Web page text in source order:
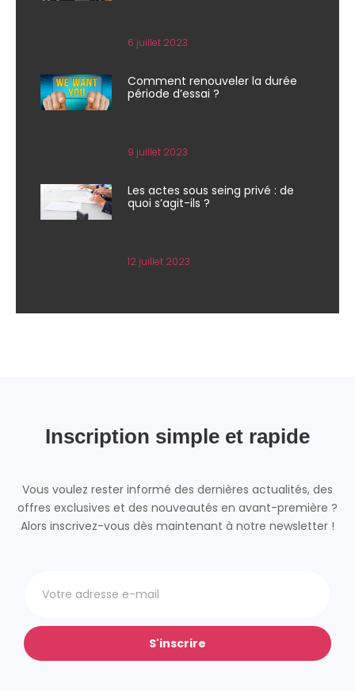
6 juillet 2023
Comment renouveler la durée
période d’essai ?
9 juillet 2023
Les actes sous seing privé : de
quoi s’agit-ils ?
12 juillet 2023
Inscription simple et rapide
Vous voulez rester informé des dernières actualités, des
offres exclusives et des nouveautés en avant-première ?
Alors inscrivez-vous dès maintenant à notre newsletter !
S'inscrire